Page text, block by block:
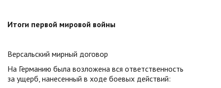
Итоги первой мировой войны
Версальский мирный договор
На Германию была возложена вся ответственность
за ущерб, нанесенный в ходе боевых действий: